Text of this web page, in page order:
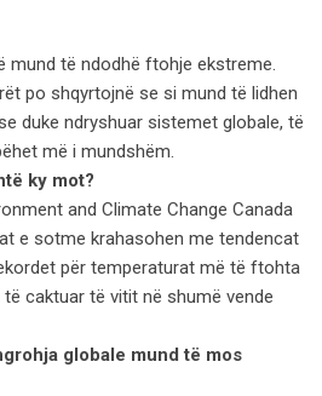
mund të ndodhë ftohje ekstreme.
po shqyrtojnë se si mund të lidhen
duke ndryshuar sistemet globale, të
më i mundshëm.
ky mot?
and Climate Change Canada
e sotme krahasohen me tendencat
për temperaturat më të ftohta
caktuar të vitit në shumë vende
globale mund të mos